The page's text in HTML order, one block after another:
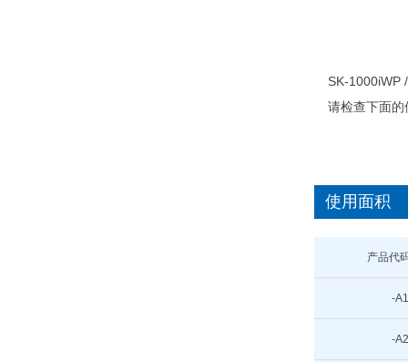
SK-1000iWP
请检查下面
使用面积
产品代
-A1
-A2